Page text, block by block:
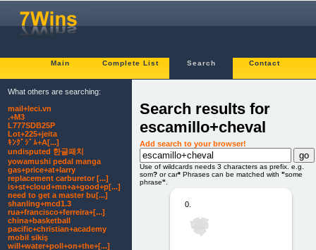
Main Complete List Search Contact
Search results for
escamillo+cheval
Add search to your browser!
Use of wildcards needs 3 characters as prefix. e.g.
som? or car* Phrases can be matched with "some
phrase"
0.
What others are searching:
mail+leci.vn
.+M3
L777SDB25P
Lot+225+jeita
ｷﾝｸﾞｼﾞﾑ+A[...]
undisputed 한글패치
yowamushi pedal manga
gas+price+at+larry
replacement carburetor [...]
is+st+cloud+mn+a+good+p[...]
need to get a master bu[...]
shanling+mcd1.3
rua+francisco+ferreira+[...]
china+basketball
pacific+christian+academy
mobil sikiş
will+water+poll+on+the+[...]